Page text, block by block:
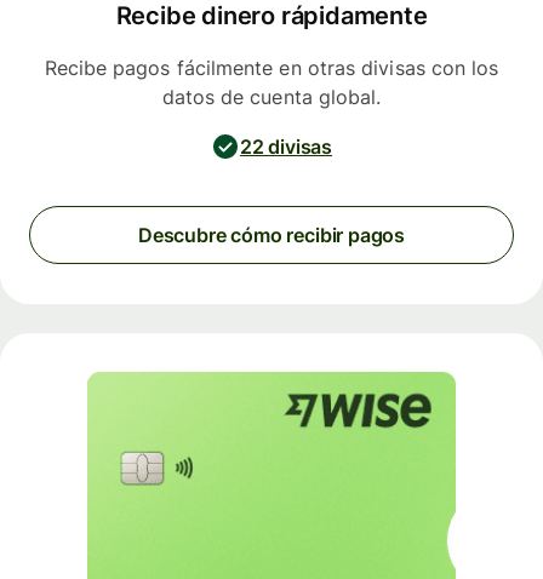
Recibe dinero rápidamente
Recibe pagos fácilmente en otras divisas con los
datos de cuenta global.
22 divisas
Descubre cómo recibir pagos